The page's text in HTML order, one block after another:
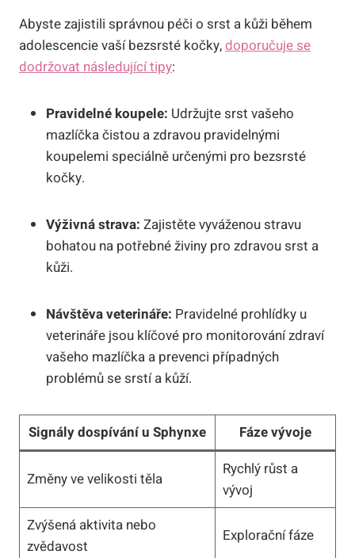
Abyste zajistili správnou péči o srst a kůži během
adolescencie vaší bezsrsté kočky,doporučuje se
dodržovat následující tipy:
Pravidelné koupele: Udržujte srst vašeho
mazlíčka čistou a zdravou pravidelnými
koupelemi speciálně určenými pro bezsrsté
kočky.
Výživná strava: Zajistěte vyváženou stravu
bohatou na potřebné živiny pro zdravou srst a
kůži.
Návštěva veterináře: Pravidelné prohlídky u
veterináře jsou klíčové pro monitorování zdraví
vašeho mazlíčka a prevenci případných
problémů se srstí a kůží.
Signály dospívání u Sphynxe Fáze vývoje
Změny ve velikosti těla
Rychlý růst a
vývoj
Zvýšená aktivita nebo
zvědavost
Explorační fáze